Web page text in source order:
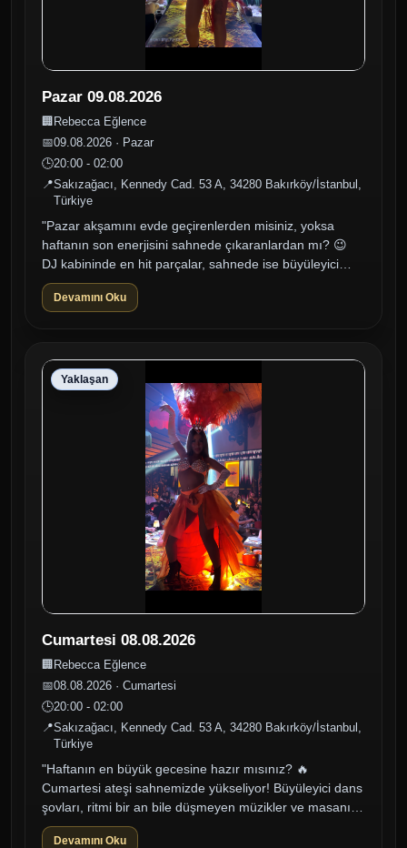
Pazar 09.08.2026
🏢Rebecca Eğlence
📅09.08.2026 · Pazar
🕒20:00 - 02:00
📍Sakızağacı, Kennedy Cad. 53 A, 34280 Bakırköy/İstanbul,
Türkiye
"Pazar akşamını evde geçirenlerden misiniz, yoksa
haftanın son enerjisini sahnede çıkaranlardan mı? 😉
DJ kabininde en hit parçalar, sahnede ise büyüleyici
dans şovlarıyla Pazar gec...
Devamını Oku
Yaklaşan
Cumartesi 08.08.2026
🏢Rebecca Eğlence
📅08.08.2026 · Cumartesi
🕒20:00 - 02:00
📍Sakızağacı, Kennedy Cad. 53 A, 34280 Bakırköy/İstanbul,
Türkiye
"Haftanın en büyük gecesine hazır mısınız? 🔥
Cumartesi ateşi sahnemizde yükseliyor! Büyüleyici dans
şovları, ritmi bir an bile düşmeyen müzikler ve masanıza
eşlik eden özel lezzetl...
Devamını Oku